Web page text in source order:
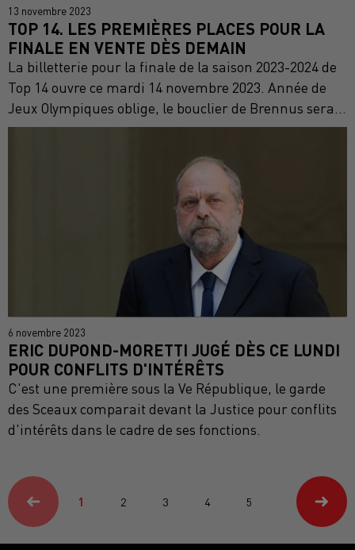
13 novembre 2023
TOP 14. LES PREMIÈRES PLACES POUR LA
FINALE EN VENTE DÈS DEMAIN
La billetterie pour la finale de la saison 2023-2024 de
Top 14 ouvre ce mardi 14 novembre 2023. Année de
Jeux Olympiques oblige, le bouclier de Brennus sera...
6 novembre 2023
ERIC DUPOND-MORETTI JUGÉ DÈS CE LUNDI
POUR CONFLITS D'INTÉRÊTS
C'est une première sous la Ve République, le garde
des Sceaux comparait devant la Justice pour conflits
d'intérêts dans le cadre de ses fonctions.
1 2 3 4 5